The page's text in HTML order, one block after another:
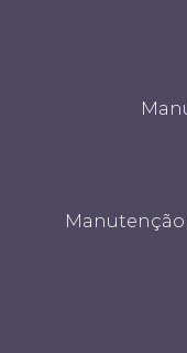
Manutenção